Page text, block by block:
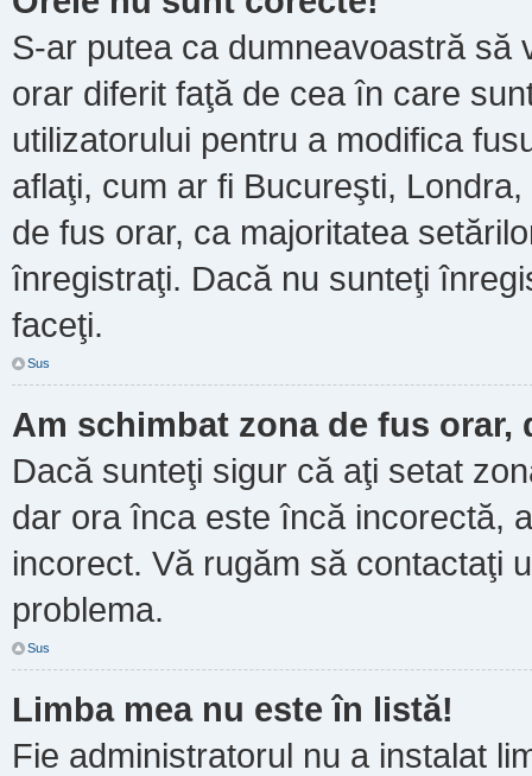
S-ar putea ca dumneavoastră să
orar diferit faţă de cea în care
utilizatorului pentru a modifica
aflaţi, cum ar fi Bucureşti,
de fus orar, ca majoritatea
înregistraţi. Dacă nu sunteţi
faceţi.
Sus
Am schimbat zona de fus orar,
Dacă sunteţi sigur că aţi setat
dar ora înca este încă incorectă,
incorect. Vă rugăm să contactaţi
problema.
Sus
Limba mea nu este în listă!
Fie administratorul nu a instalat